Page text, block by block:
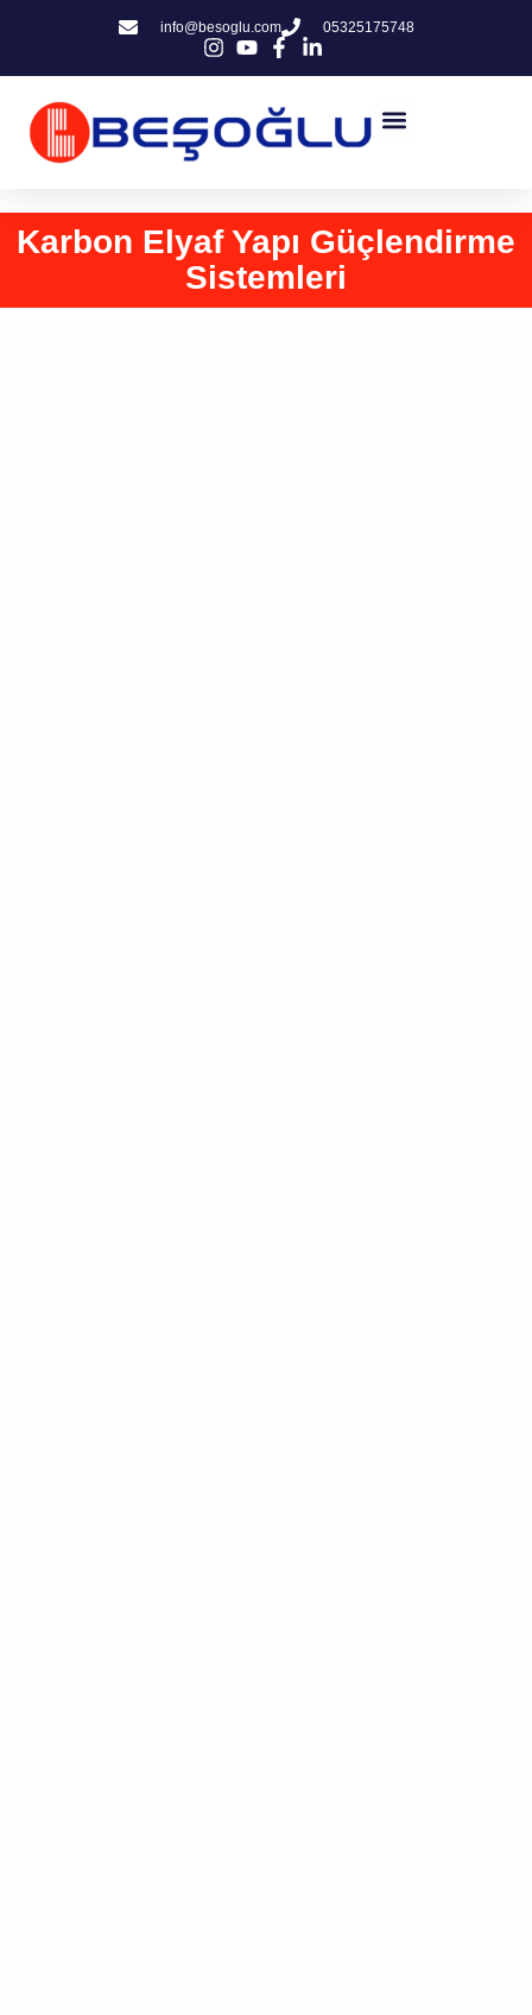
info@besoglu.com 05325175748
Karbon Elyaf Yapı Güçlendirme
Sistemleri